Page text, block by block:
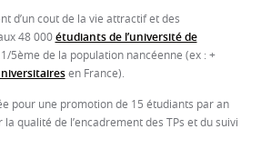
d’un cout de la vie attractif et des
48 000étudiants de l’université de
5ème de la population nancéenne (ex : +
en France).
pour une promotion de 15 étudiants par an
qualité de l’encadrement des TPs et du suivi